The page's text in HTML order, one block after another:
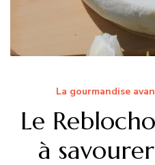
La gourmandise
Le
à